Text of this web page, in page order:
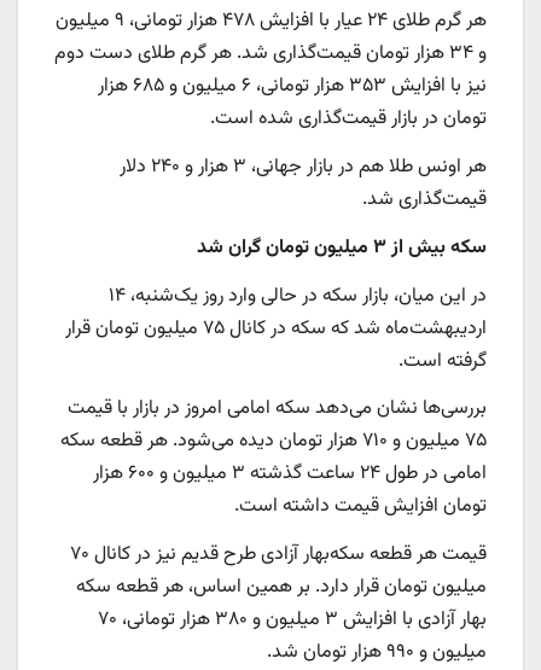
هر گرم طلای ۲۴ عیار با افزایش ۴۷۸ هزار تومانی، ۹ میلیون
و ۳۴ هزار تومان قیمت‌گذاری شد. هر گرم طلای دست دوم
نیز با افزایش ۳۵۳ هزار تومانی، ۶ میلیون و ۶۸۵ هزار
تومان در بازار قیمت‌گذاری شده است.
هر اونس طلا هم در بازار جهانی، ۳ هزار و ۲۴۰ دلار
قیمت‌گذاری شد.
سکهبیش از ۳ میلیون تومان گران
شد
در این میان، بازار سکه در حالی وارد روز یک‌شنبه، ۱۴
اردیبهشت‌ماه شد که سکه در کانال ۷۵ میلیون تومان قرار
گرفته است.
بررسی‌ها نشان می‌دهد سکه امامی امروز در بازار با قیمت
۷۵ میلیون و ۷۱۰ هزار تومان دیده می‌شود. هر قطعه سکه
امامی در طول ۲۴ ساعت گذشته ۳ میلیون و ۶۰۰ هزار
تومان افزایش قیمت داشته است.
قیمت هر قطعه سکه‌بهار آزادی طرح قدیم نیز در کانال ۷۰
میلیون تومان قرار دارد. بر همین اساس، هر قطعه سکه
بهار آزادی با افزایش ۳ میلیون و ۳۸۰ هزار تومانی، ۷۰
میلیون و ۹۹۰ هزار تومان شد.